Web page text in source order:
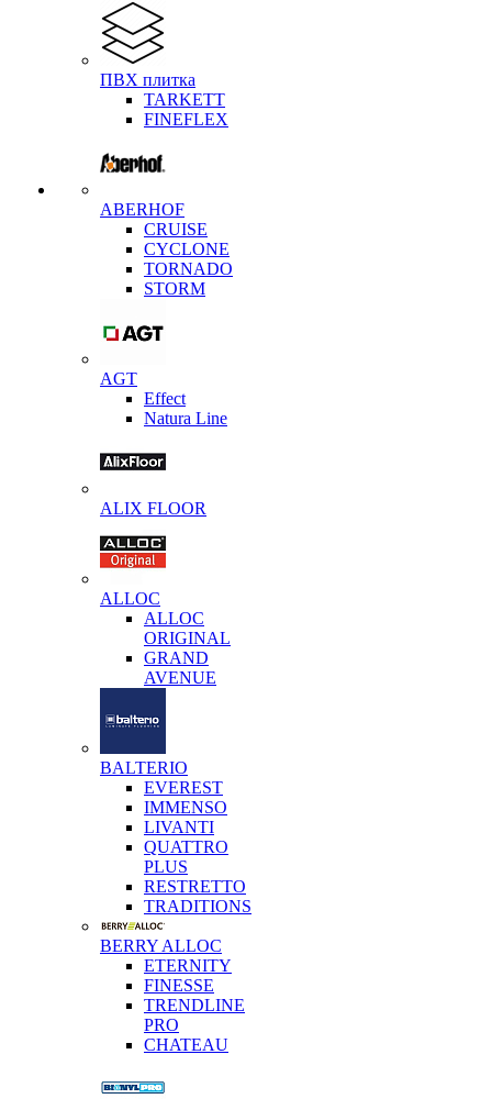
ПВХ плитка
TARKETT
FINEFLEX
ABERHOF
CRUISE
CYCLONE
TORNADO
STORM
AGT
Effect
Natura Line
ALIX FLOOR
ALLOC
ALLOC
ORIGINAL
GRAND
AVENUE
BALTERIO
EVEREST
IMMENSO
LIVANTI
QUATTRO
PLUS
RESTRETTO
TRADITIONS
BERRY ALLOC
ETERNITY
FINESSE
TRENDLINE
PRO
CHATEAU